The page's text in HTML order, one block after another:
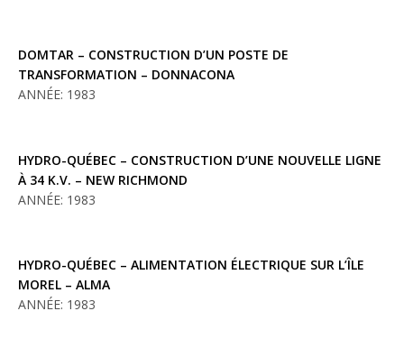
DOMTAR – CONSTRUCTION D’UN POSTE DE
TRANSFORMATION – DONNACONA
ANNÉE: 1983
HYDRO-QUÉBEC – CONSTRUCTION D’UNE NOUVELLE LIGNE
À 34 K.V. – NEW RICHMOND
ANNÉE: 1983
HYDRO-QUÉBEC – ALIMENTATION ÉLECTRIQUE SUR L’ÎLE
MOREL – ALMA
ANNÉE: 1983